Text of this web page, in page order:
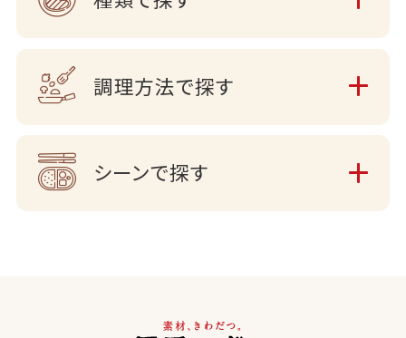
調理方法で探す
シーンで探す